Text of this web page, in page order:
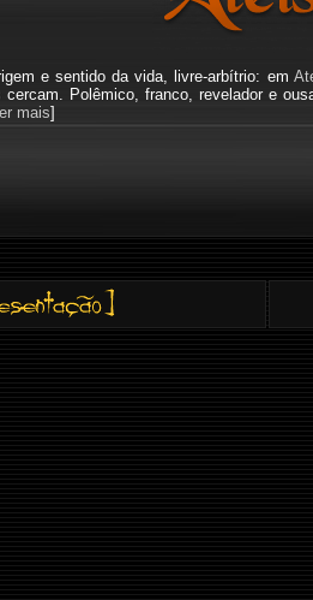
e sentido da vida, livre-arbítrio: em
cercam. Polêmico, franco, revelador e
mais]